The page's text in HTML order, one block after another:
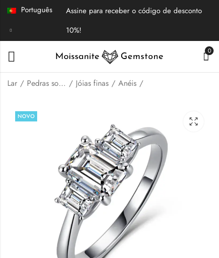
Português
Assine para receber o código de desconto
10%!
0
Lar Pedras soltas | Joias finas Jóias finas Anéis
moissanita lapidada
em marquise
$99.00
com três pedras em
bisel
$69.00
NOVO